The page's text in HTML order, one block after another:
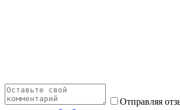
Отправляя